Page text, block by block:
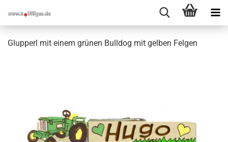
Glupperl mit einem grünen Bulldog mit gelben Felgen